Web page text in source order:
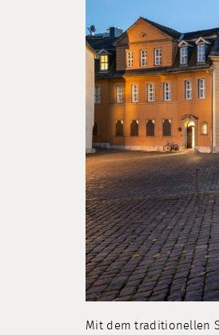
Mit dem traditionellen